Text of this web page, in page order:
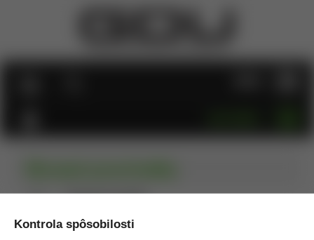
Prostriedky pre sebeobranu. Obranné spreje, teleskopické
Kontrola spôsobilosti